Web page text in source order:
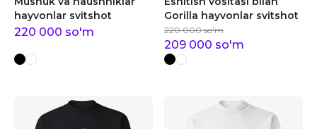
hayvonlar svitshot
220 000 so'm
Gorilla hayvonlar svitshot
220 000 so'm
209 000 so'm